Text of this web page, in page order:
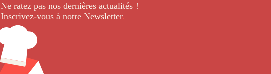
Ne ratez pas nos dernièresactualités !
Inscrivez-vous à notre Newsletter.